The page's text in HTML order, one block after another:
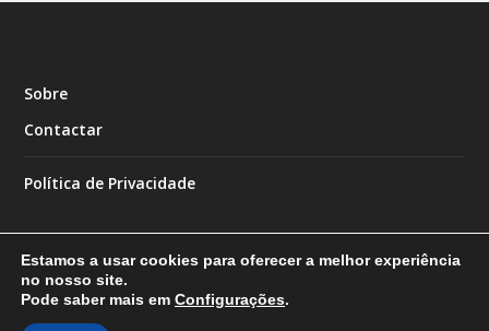
Sobre
Contactar
Política de Privacidade
Designed by
Estamos a usar cookies para oferecer a melhor experiência
no nosso site.
Pode saber mais em Configurações.